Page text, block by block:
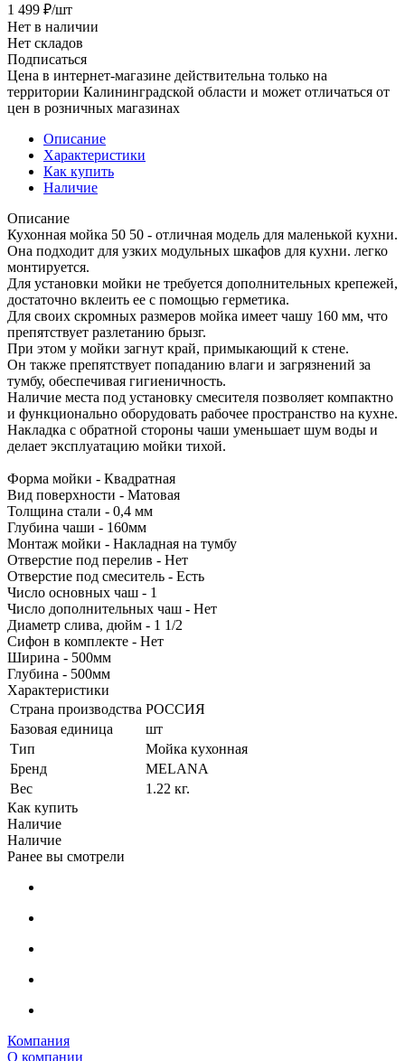
1 499 ₽/шт
Нет в наличии
Нет складов
Подписаться
Цена в интернет-магазине действительна только на
территории Калининградской области и может отличаться от
цен в розничных магазинах
Описание
Характеристики
Как купить
Наличие
Описание
Кухонная мойка 50 50 - отличная модель для маленькой кухни.
Она подходит для узких модульных шкафов для кухни. легко
монтируется.
Для установки мойки не требуется дополнительных крепежей,
достаточно вклеить ее с помощью герметика.
Для своих скромных размеров мойка имеет чашу 160 мм, что
препятствует разлетанию брызг.
При этом у мойки загнут край, примыкающий к стене.
Он также препятствует попаданию влаги и загрязнений за
тумбу, обеспечивая гигиеничность.
Наличие места под установку смесителя позволяет компактно
и функционально оборудовать рабочее пространство на кухне.
Накладка с обратной стороны чаши уменьшает шум воды и
делает эксплуатацию мойки тихой.
Форма мойки - Квадратная
Вид поверхности - Матовая
Толщина стали - 0,4 мм
Глубина чаши - 160мм
Монтаж мойки - Накладная на тумбу
Отверстие под перелив - Нет
Отверстие под смеситель - Есть
Число основных чаш - 1
Число дополнительных чаш - Нет
Диаметр слива, дюйм - 1 1/2
Сифон в комплекте - Нет
Ширина - 500мм
Глубина - 500мм
Характеристики
Страна производства РОССИЯ
Базовая единица
шт
Тип
Мойка кухонная
Бренд
MELANA
Вес
1.22 кг.
Как купить
Наличие
Наличие
Ранее вы смотрели
Компания
О компании